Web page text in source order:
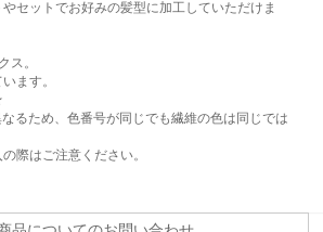
セットでお好みの髪型に加工していただけま
ス。
ます。
るため、色番号が同じでも繊維の色は同じでは
際はご注意ください。